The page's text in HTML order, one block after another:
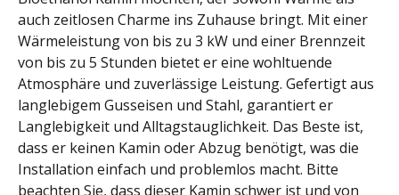
auch zeitlosen Charme ins Zuhause bringt. Mit einer
Wärmeleistung von bis zu 3 kW und einer Brennzeit
von bis zu 5 Stunden bietet er eine wohltuende
Atmosphäre und zuverlässige Leistung. Gefertigt aus
langlebigem Gusseisen und Stahl, garantiert er
Langlebigkeit und Alltagstauglichkeit. Das Beste ist,
dass er keinen Kamin oder Abzug benötigt, was die
Installation einfach und problemlos macht. Bitte
beachten Sie, dass dieser Kamin schwer ist und von